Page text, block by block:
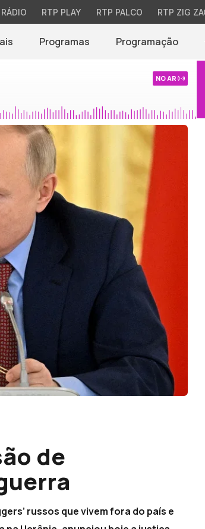
RÁDIO RTP PLAY RTP PALCO RTP ZIG
Programas Programação
NO AR
de
russos que vivem fora do país e